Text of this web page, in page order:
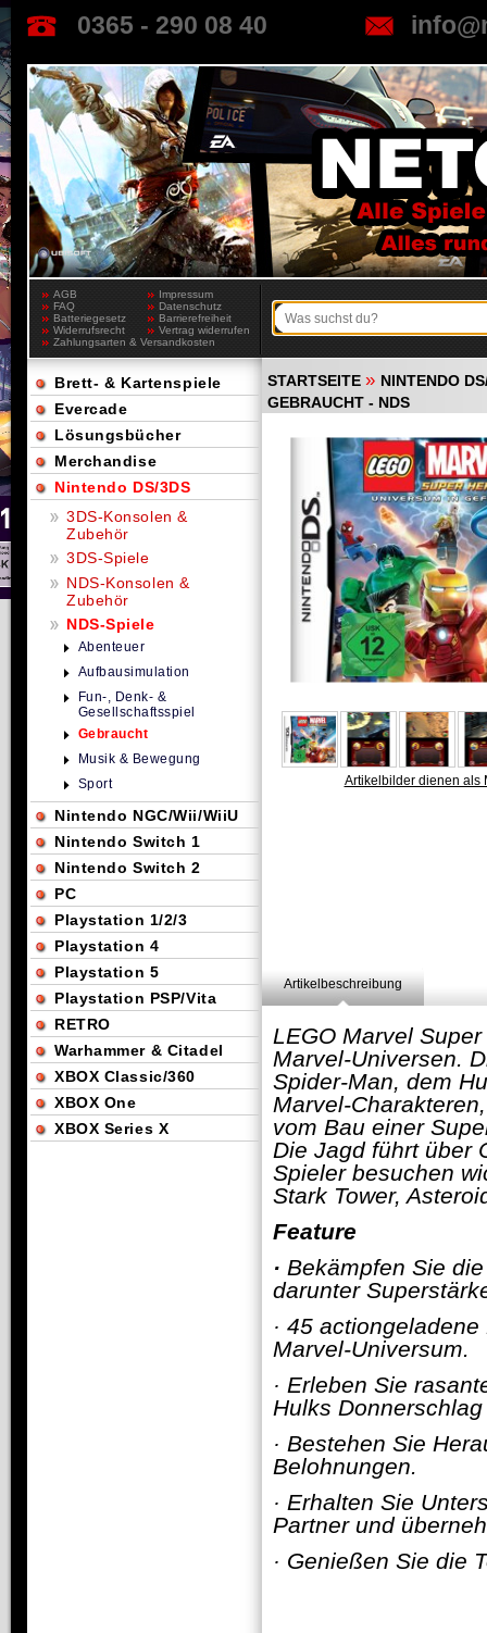
0365 - 290 08 40
AGB
Impressum
FAQ
Datenschutz
Batteriegesetz
Barrierefreiheit
Widerrufsrecht
Vertrag widerrufen
Zahlungsarten & Versandkosten
STARTSEITE » NINTENDO
GEBRAUCHT - NDS
Artikelbilder dienen als
Artikelbeschreibung
LEGO Marvel
Marvel-Universen.
Spider-Man, dem
Marvel-
vom Bau einer
Die Jagd führt über
Spieler besuchen
Stark Tower,
Feature
· Bekämpfen Sie
darunter
· 45
Marvel-Universum.
· Erleben Sie
Hulks
· Bestehen Sie
Belohnungen.
· Erhalten Sie
Partner und
· Genießen Sie die
Brett- & Kartenspiele
Evercade
Lösungsbücher
Merchandise
Nintendo DS/3DS
3DS-Konsolen &
Zubehör
3DS-Spiele
NDS-Konsolen &
Zubehör
NDS-Spiele
Abenteuer
Aufbausimulation
Fun-, Denk- &
Gesellschaftsspiel
Gebraucht
Musik & Bewegung
Sport
Nintendo NGC/Wii/WiiU
Nintendo Switch 1
Nintendo Switch 2
PC
Playstation 1/2/3
Playstation 4
Playstation 5
Playstation PSP/Vita
RETRO
Warhammer & Citadel
XBOX Classic/360
XBOX One
XBOX Series X